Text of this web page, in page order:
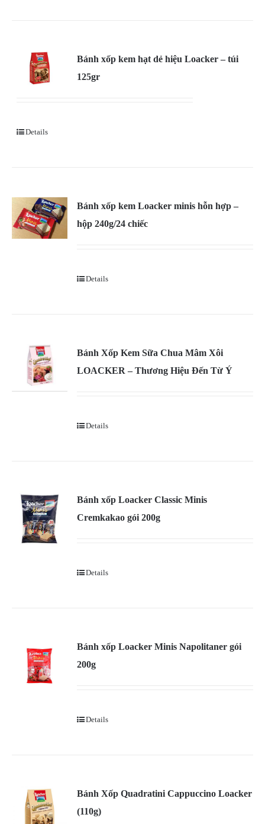
Bánh xốp kem hạt dẻ hiệu Loacker – túi
125gr
Details
Bánh xốp kem Loacker minis hỗn hợp –
hộp 240g/24 chiếc
Details
Bánh Xốp Kem Sữa Chua Mâm Xôi
LOACKER – Thương Hiệu Đến Từ Ý
Details
Bánh xốp Loacker Classic Minis
Cremkakao gói 200g
Details
Bánh xốp Loacker Minis Napolitaner gói
200g
Details
Bánh Xốp Quadratini Cappuccino Loacker
(110g)